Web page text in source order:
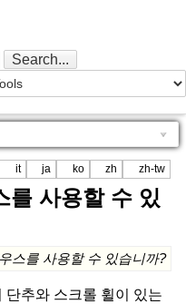
it ja ko zh zh-tw
를 사용할 수 있
스를 사용할 수 있습니까?
단추와 스크롤 휠이 있는